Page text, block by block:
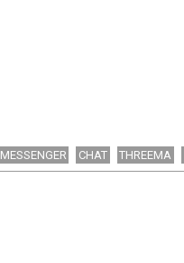
MESSENGER CHAT THREEMA